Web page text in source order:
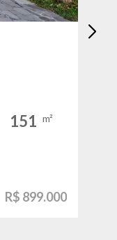
151 m²
R$ 899.000